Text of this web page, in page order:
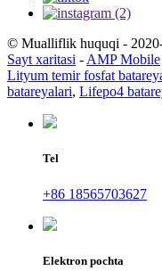
© Mualliflik huquqi -
Sayt xaritasi - AMP Mobile
Lityum temir fosfat
batareyalari, Lifepo4
Tel
+86 18565703627
Elektron pochta